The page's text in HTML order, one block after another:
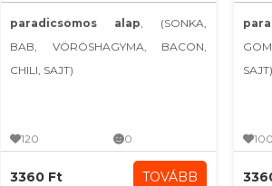
paradicsomos alap, (SONKA,
BAB, VÖRÖSHAGYMA, BACON,
CHILI, SAJT)
120 0
3360 Ft TOVÁBB
SAJT)
100